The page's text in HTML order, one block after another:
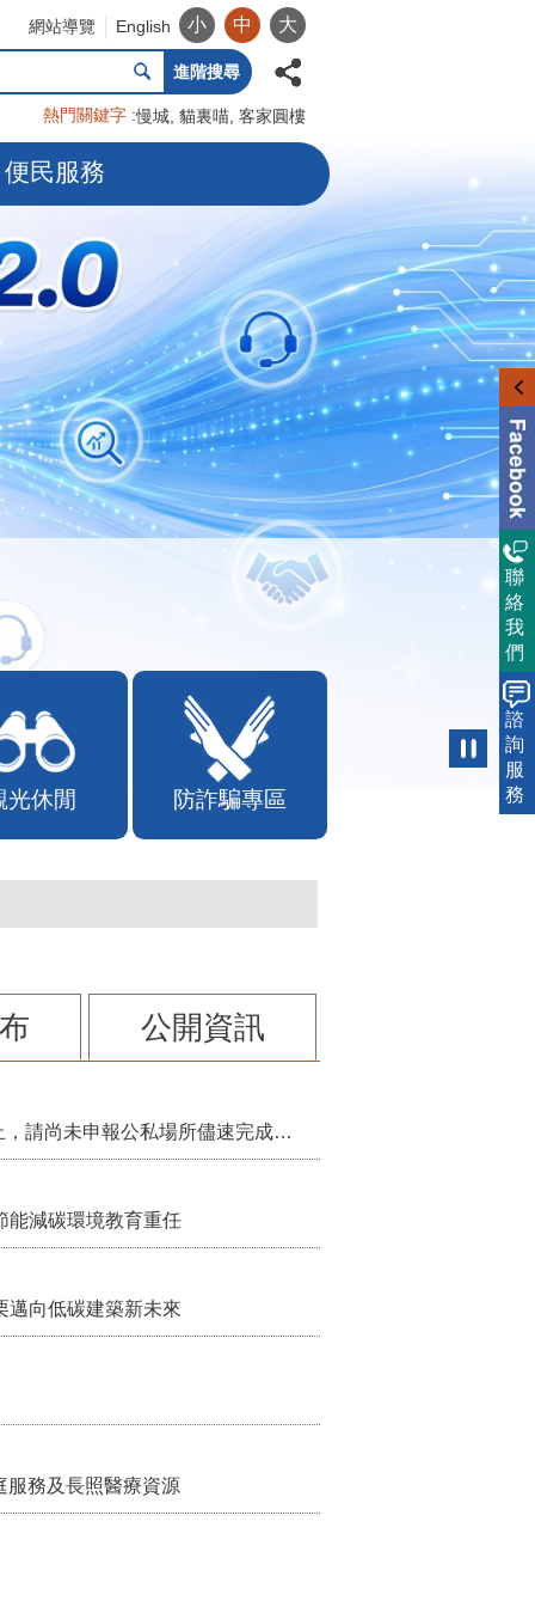
網站導覽 English 小 中 大
進階搜尋
熱門關鍵字 慢城 貓裏喵 客家圓樓
便民服務
光休閒 防詐騙專區
公開資訊
115年第2季固定源空污費申報已於7月底截止，請尚未申報公私場所儘速完成申繳，以免面臨滯納金及罰鍰!
減碳環境教育重任
向低碳建築新未來
服務及長照醫療資源
聯
絡
我
們
諮
詢
服
務